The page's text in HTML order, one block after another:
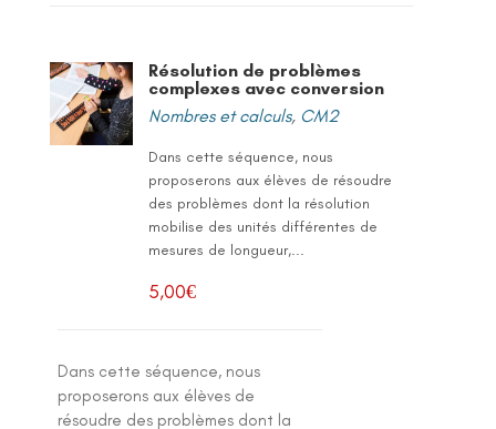
Résolution de problèmes
complexes avec conversion
Nombres et calculs, CM2
Dans cette séquence, nous
proposerons aux élèves de résoudre
des problèmes dont la résolution
mobilise des unités différentes de
mesures de longueur,...
5,00€
Dans cette séquence, nous
proposerons aux élèves de
résoudre des problèmes dont la